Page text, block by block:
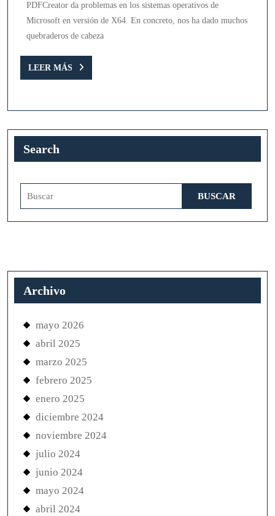
2008
PDFCreator da problemas en los sistemas operativos de
Microsoft en versión de X64. En concreto, nos ha dado muchos
quebraderos de cabeza
LEER MÁS
MÁS
Search
Archivo
mayo 2026
abril 2025
marzo 2025
febrero 2025
enero 2025
diciembre 2024
noviembre 2024
julio 2024
junio 2024
mayo 2024
abril 2024